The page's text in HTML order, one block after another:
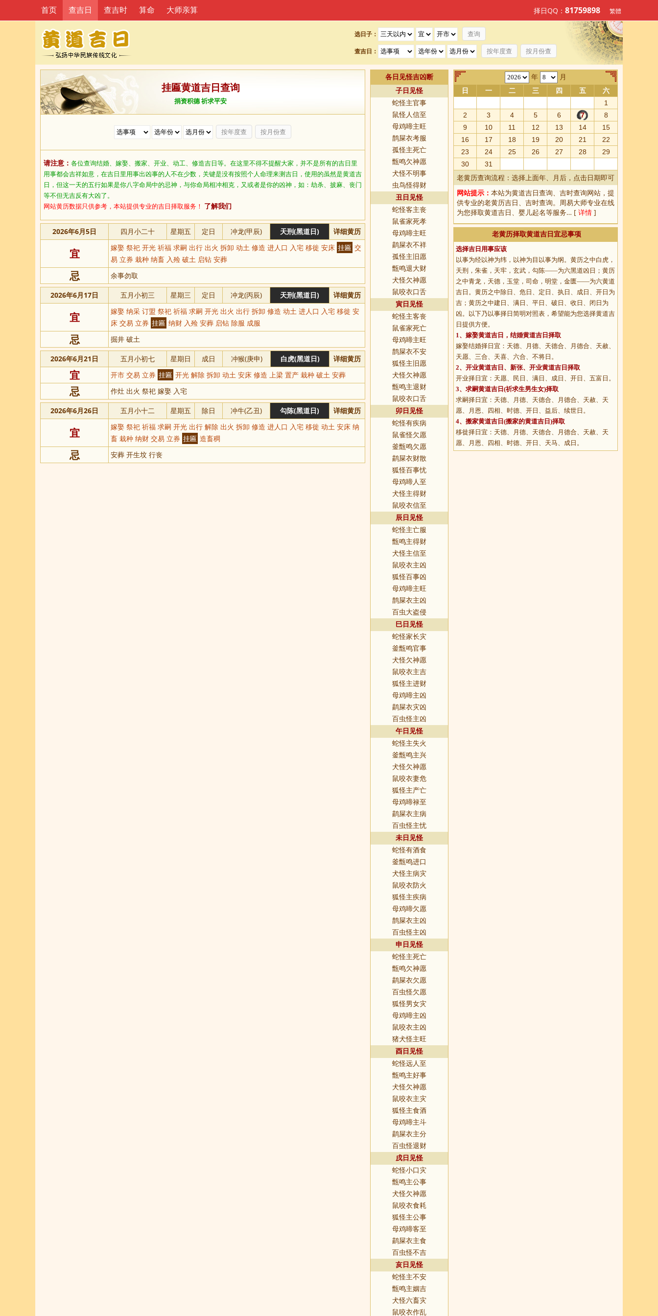
选日子：
查吉日： 按年度查 按月份查
首页 查吉日 查吉时 算命 大师亲算 择日QQ： 81759898 繁體
挂匾黄道吉日查询
捐资积德 祈求平安
按年度查 按月份查
请注意： 各位查询结婚、嫁娶、搬家、开业、动工、修造吉日等。在这里不得不提醒大家，并不是所有的吉日里
用事都会吉祥如意，在吉日里用事出凶事的人不在少数，关键是没有按照个人命理来测吉日，使用的虽然是黄道吉
日，但这一天的五行如果是你八字命局中的忌神，与你命局相冲相克，又或者是你的凶神，如：劫杀、披麻、丧门
等不但无吉反有大凶了。
网站黄历数据只供参考，本站提供专业的吉日择取服务！ 了解我们
2026年6月5日 四月小二十 星期五 定日 冲龙(甲辰) 天刑(黑道日) 详细黄历
宜 嫁娶 祭祀 开光 祈福 求嗣 出行 出火 拆卸 动土 修造 进人口 入宅 移徙 安床 挂匾 交
易 立券 栽种 纳畜 入殓 破土 启钻 安葬
忌 余事勿取
2026年6月17日 五月小初三 星期三 定日 冲龙(丙辰) 天刑(黑道日) 详细黄历
宜
嫁娶 纳采 订盟 祭祀 祈福 求嗣 开光 出火 出行 拆卸 修造 动土 进人口 入宅 移徙 安
床 交易 立券 挂匾 纳财 入殓 安葬 启钻 除服 成服
忌 掘井 破土
2026年6月21日 五月小初七 星期日 成日 冲猴(庚申) 白虎(黑道日) 详细黄历
宜 开市 交易 立券 挂匾 开光 解除 拆卸 动土 安床 修造 上梁 置产 栽种 破土 安葬
忌 作灶 出火 祭祀 嫁娶 入宅
2026年6月26日 五月小十二 星期五 除日 冲牛(乙丑) 勾陈(黑道日) 详细黄历
宜
嫁娶 祭祀 祈福 求嗣 开光 出行 解除 出火 拆卸 修造 进人口 入宅 移徙 动土 安床 纳
畜 栽种 纳财 交易 立券 挂匾 造畜稠
忌 安葬 开生坟 行丧
各日见怪吉凶断
子日见怪
蛇怪主官事
鼠怪人信至
母鸡啼主旺
鹊屎衣考服
孤怪主死亡
甑鸣欠神愿
犬怪不明事
虫鸟怪得财
丑日见怪
蛇怪客主丧
鼠雀家死孝
母鸡啼主旺
鹋屎衣不祥
孤怪主旧愿
甑鸣退大财
犬怪欠神愿
鼠咬衣口舌
寅日见怪
蛇怪主客丧
鼠雀家死亡
母鸡啼主旺
鹊屎衣不安
狐怪主旧愿
犬怪欠神愿
甑鸣主退财
鼠咬衣口舌
卯日见怪
蛇怪有疾病
鼠雀怪欠愿
釜甑鸣欠愿
鹋屎衣财散
狐怪百事忧
母鸡啼人至
犬怪主得财
鼠咬衣信至
辰日见怪
蛇怪主亡服
甑鸣主得财
犬怪主信至
鼠咬衣主凶
狐怪百事凶
母鸡啼主旺
鹊屎衣主凶
百虫大盗侵
巳日见怪
蛇怪家长灾
釜甑鸣官事
犬怪欠神愿
鼠咬衣主吉
狐怪主进财
母鸡啼主凶
鹋屎衣灾凶
百虫怪主凶
午日见怪
蛇怪主失火
釜甑鸣主兴
犬怪欠神愿
鼠咬衣妻危
狐怪主产亡
母鸡啼禄至
鹋屎衣主病
百虫怪主忧
未日见怪
蛇怪有酒食
釜甑鸣进口
犬怪主病灾
鼠咬衣防火
狐怪主疾病
母鸡啼欠愿
鹊屎衣主凶
百虫怪主凶
申日见怪
蛇怪主死亡
甑鸣欠神愿
鹋屎衣欠愿
百虫怪欠愿
狐怪男女灾
母鸡啼主凶
鼠咬衣主凶
猪犬怪主旺
酉日见怪
蛇怪远人至
甑鸣主好事
犬怪欠神愿
鼠咬衣主灾
狐怪主食酒
母鸡啼主斗
鹋屎衣主分
百虫怪退财
戌日见怪
蛇怪小口灾
甑鸣主公事
犬怪欠神愿
鼠咬衣食耗
狐怪主公事
母鸡啼客至
鹋屎衣主食
百虫怪不吉
亥日见怪
蛇怪主不安
甑鸣主姻吉
犬怪六畜灾
鼠咬衣作乱
年 月
日 一 二 三 四 五
六
1
2
3 4 5 6 7
8
9
10 11 12 13 14
15
16
17 18 19 20 21
22
23
24 25 26 27 28
29
30
31
老黄历查询流程：选择上面年、月后，点击日期即可
网站提示： 本站为黄道吉日查询、 吉时查询网站，提
供专业的老黄历吉日、吉时查询。周易大师专业在线
为您择取黄道吉日、婴儿起名等服务… [ 详情 ]
老黄历择取黄道吉日宜忌事项
选择吉日用事应该
以事为经以神为纬，以神为目以事为纲。黄历之中白虎，
天刑，朱雀，天牢，玄武，勾陈——为六黑道凶日；黄历
之中青龙，天德，玉堂，司命，明堂，金匮——为六黄道
吉日。黄历之中除日、危日、定日、执日、成日、开日为
吉；黄历之中建日、满日、平日、破日、收日、闭日为
凶。以下乃以事择日简明对照表，希望能为您选择黄道吉
日提供方便。
1、 嫁娶黄道吉日 ，结婚黄道吉日择取
嫁娶结婚择日宜：天德、月德、天德合、月德合、天赦、
天愿、三合、天喜、六合、不将日。
2、 开业黄道吉日 、新张、开业黄道吉日择取
开业择日宜：天愿、民日、满日、成日、开日、五富日。
3、 求嗣黄道吉日 (祈求生男生女)择取
求嗣择日宜：天德、月德、天德合、月德合、天赦、天
愿、月恩、四相、时德、开日、益后、续世日。
4、 搬家黄道吉日 (搬家的黄道吉日)择取
移徙择日宜：天德、月德、天德合、月德合、天赦、天
愿、月恩、四相、时德、开日、天马、成日。